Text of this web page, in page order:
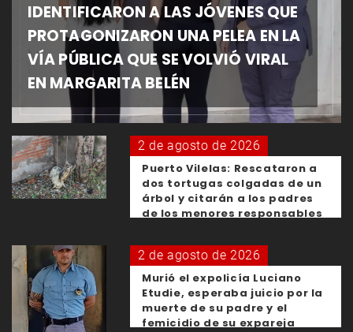
IDENTIFICARON A LAS JÓVENES QUE
PROTAGONIZARON UNA PELEA EN LA
VÍA PÚBLICA QUE SE VOLVIÓ VIRAL
EN MARGARITA BELÉN
2 de agosto de 2026
Puerto Vilelas: Rescataron a
dos tortugas colgadas de un
árbol y citarán a los padres
de los menores responsables
2 de agosto de 2026
Murió el expolicía Luciano
Etudie, esperaba juicio por la
muerte de su padre y el
femicidio de su expareja